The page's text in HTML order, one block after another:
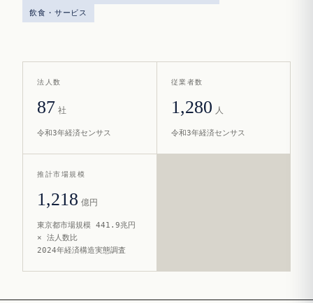
飲食・サービス
法人数
87 社
令和3年経済センサス
従業者数
1,280 人
令和3年経済センサス
推計市場規模
1,218 億円
東京都市場規模 441.9兆円
× 法人数比
2024年経済構造実態調査